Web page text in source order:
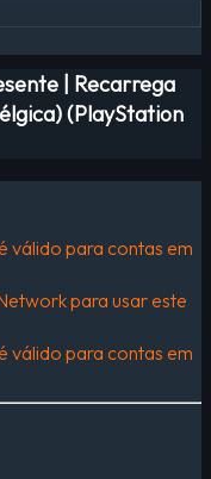
| Recarrega
(PlayStation
válido para contas em
para usar este
válido para contas em